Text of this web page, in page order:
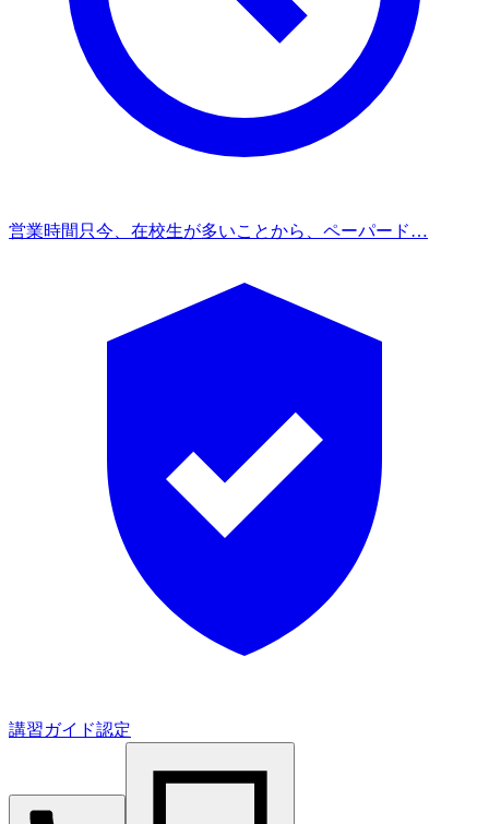
営業時間 只今、在校生が多いことから、ペーパード…
講習ガイド認定